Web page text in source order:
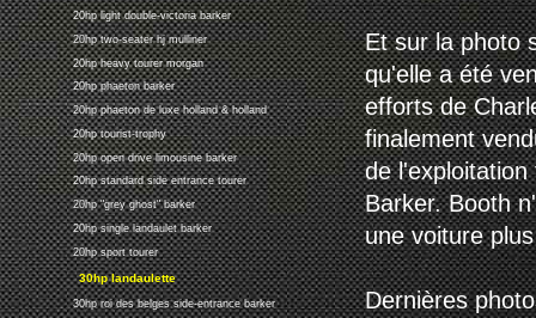
20hp light double-victoria barker
20hp two-seater hj mulliner
20hp heavy tourer morgan
20hp phaeton barker
20hp phaeton de luxe holland & holland
20hp tourist-trophy
20hp open drive limousine barker
20hp standard side entrance tourer
20hp "grey ghost" barker
20hp single landaulet barker
20hp sport tourer
30hp landaulette
30hp roi des belges side-entrance barker
Et sur la photo
qu'elle a été
efforts de
finalement
de
Barker. Booth
une voiture
Dernières